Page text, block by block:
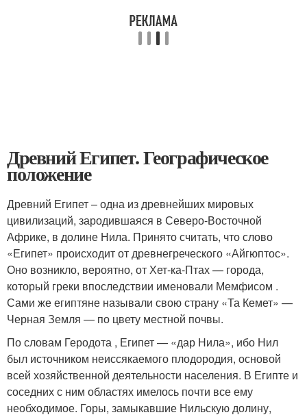
Древний Египет. Географическое
положение
Древний Египет – одна из древнейших мировых
цивилизаций, зародившаяся в Северо-Восточной
Африке, в долине Нила. Принято считать, что слово
«Египет» происходит от древнегреческого «Айгюптос».
Оно возникло, вероятно, от Хет-ка-Птах — города,
который греки впоследствии именовали Мемфисом .
Сами же египтяне называли свою страну «Та Кемет» —
Черная Земля — по цвету местной почвы.
По словам Геродота , Египет — «дар Нила», ибо Нил
был источником неиссякаемого плодородия, основой
всей хозяйственной деятельности населения. В Египте и
соседних с ним областях имелось почти все ему
необходимое. Горы, замыкавшие Нильскую долину,